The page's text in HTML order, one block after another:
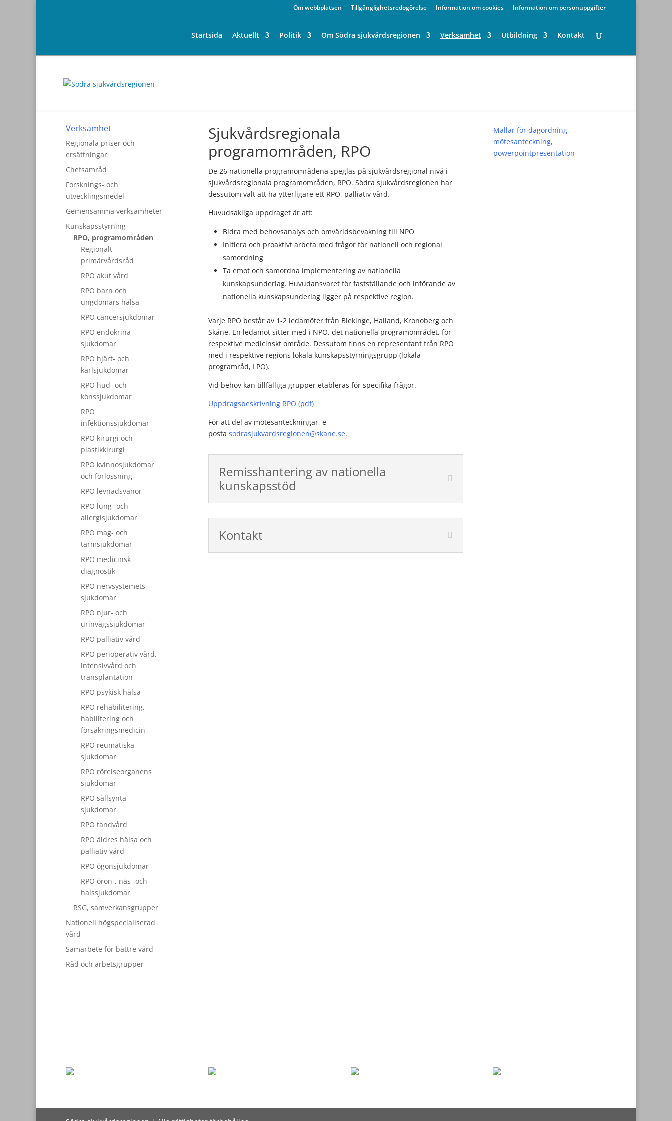
Om webbplatsen Tillgänglighetsredogörelse Information om cookies Information om personuppgifter
Startsida Aktuellt Politik Om Södra sjukvårdsregionen Verksamhet Utbildning Kontakt
Verksamhet
Regionala priser och
ersättningar
Chefsamråd
Forsknings- och
utvecklingsmedel
Gemensamma verksamheter
Kunskapsstyrning
RPO, programområden
Regionalt
primärvårdsråd
RPO akut vård
RPO barn och
ungdomars hälsa
RPO cancersjukdomar
RPO endokrina
sjukdomar
RPO hjärt- och
kärlsjukdomar
RPO hud- och
könssjukdomar
RPO
infektionssjukdomar
RPO kirurgi och
plastikkirurgi
RPO kvinnosjukdomar
och förlossning
RPO levnadsvanor
RPO lung- och
allergisjukdomar
RPO mag- och
tarmsjukdomar
RPO medicinsk
diagnostik
RPO nervsystemets
sjukdomar
RPO njur- och
urinvägssjukdomar
RPO palliativ vård
RPO perioperativ vård,
intensivvård och
transplantation
RPO psykisk hälsa
RPO rehabilitering,
habilitering och
försäkringsmedicin
RPO reumatiska
sjukdomar
RPO rörelseorganens
sjukdomar
RPO sällsynta
sjukdomar
RPO tandvård
RPO äldres hälsa och
palliativ vård
RPO ögonsjukdomar
RPO öron-, näs- och
halssjukdomar
RSG, samverkansgrupper
Nationell högspecialiserad
vård
Samarbete för bättre vård
Råd och arbetsgrupper
Sjukvårdsregionala
programområden, RPO
De 26 nationella programområdena speglas på sjukvårdsregional nivå i
sjukvårdsregionala programområden, RPO. Södra sjukvårdsregionen har
dessutom valt att ha ytterligare ett RPO, palliativ vård.
Huvudsakliga uppdraget är att:
Bidra med behovsanalys och omvärldsbevakning till NPO
Initiera och proaktivt arbeta med frågor för nationell och regional
samordning
Ta emot och samordna implementering av nationella
kunskapsunderlag. Huvudansvaret för fastställande och införande av
nationella kunskapsunderlag ligger på respektive region.
Varje RPO består av 1-2 ledamöter från Blekinge, Halland, Kronoberg och
Skåne. En ledamot sitter med i NPO, det nationella programområdet, för
respektive medicinskt område. Dessutom finns en representant från RPO
med i respektive regions lokala kunskapsstyrningsgrupp (lokala
programråd, LPO).
Vid behov kan tillfälliga grupper etableras för specifika frågor.
Uppdragsbeskrivning RPO (pdf)
För att del av mötesanteckningar, e-
posta sodrasjukvardsregionen@skane.se.
Remisshantering av nationella
kunskapsstöd
Kontakt
Mallar för dagordning,
mötesanteckning,
powerpointpresentation